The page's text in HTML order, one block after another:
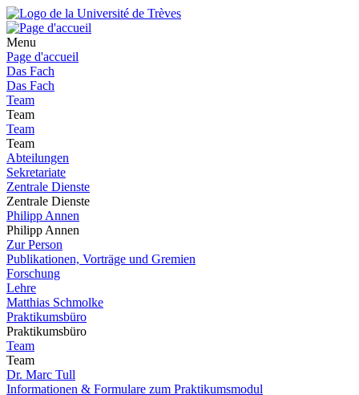
Menu
Page d'accueil
Das Fach
Das Fach
Team
Team
Team
Team
Abteilungen
Sekretariate
Zentrale Dienste
Zentrale Dienste
Philipp Annen
Philipp Annen
Zur Person
Publikationen, Vorträge und Gremien
Forschung
Lehre
Matthias Schmolke
Praktikumsbüro
Praktikumsbüro
Team
Team
Dr. Marc Tull
Informationen & Formulare zum Praktikumsmodul